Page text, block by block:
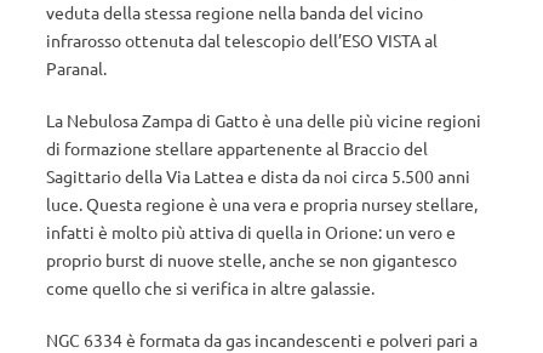
veduta della stessa regione nella banda del vicino
infrarosso ottenuta dal telescopio dell’ESO VISTA al
Paranal.
La Nebulosa Zampa di Gatto è una delle più vicine regioni
di formazione stellare appartenente al Braccio del
Sagittario della Via Lattea e dista da noi circa 5.500 anni
luce. Questa regione è una vera e propria nursey stellare,
infatti è molto più attiva di quella in Orione: un vero e
proprio burst di nuove stelle, anche se non gigantesco
come quello che si verifica in altre galassie.
NGC 6334 è formata da gas incandescenti e polveri pari a